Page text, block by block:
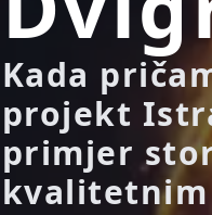
Kada
projekt
primjer
kvalitetnim